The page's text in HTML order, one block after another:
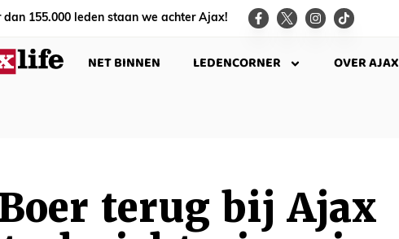
dan 155.000 leden staan we achter Ajax!
NET BINNEN LEDENCORNER OVER AJAX
terug bij Ajax